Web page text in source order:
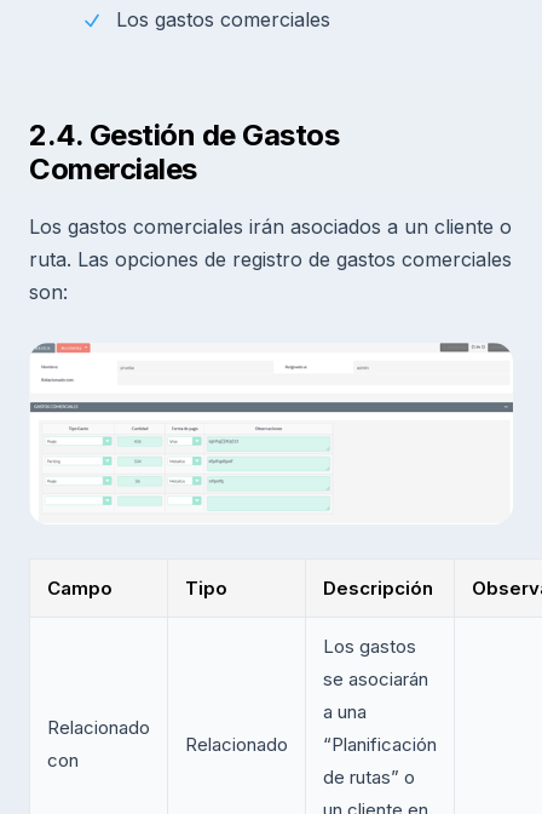
Los gastos comerciales
2.4. Gestión de Gastos
Comerciales
Los gastos comerciales irán asociados a un cliente o
ruta. Las opciones de registro de gastos comerciales
son:
Campo Tipo Descripción
Relacionado
con
Relacionado
Los gastos
se asociarán
a una
“Planificación
de rutas” o